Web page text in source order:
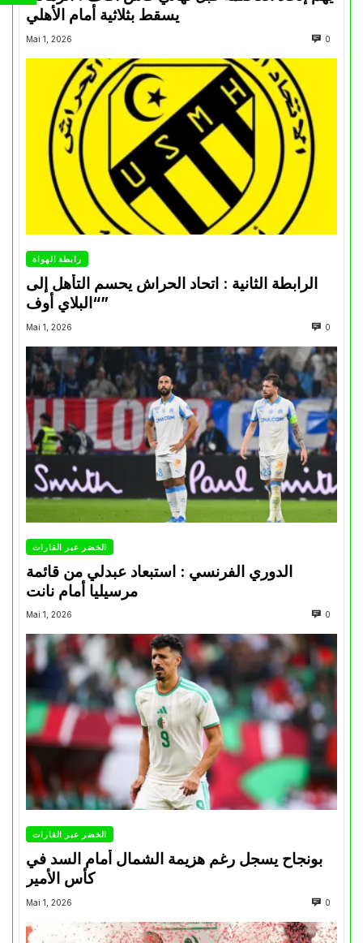
Mai 1, 2026 0
رابطة الهواة
الرابطة الثانية : اتحاد الحراش يحسم التأهل إلى
“البلاي أوف”
Mai 1, 2026 0
الخضر عبر القارات
الدوري الفرنسي : استبعاد عبدلي من قائمة
مرسيليا أمام نانت
Mai 1, 2026 0
الخضر عبر القارات
بونجاح يسجل رغم هزيمة الشمال أمام السد في
كأس الأمير
Mai 1, 2026 0